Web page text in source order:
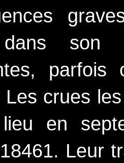
son
parfois
Les crues
en
Leur